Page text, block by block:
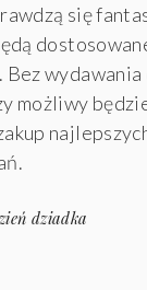
się
wydawania
możliwy
dziadka